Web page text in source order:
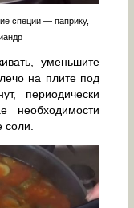
специи — паприку,
уменьшите
на плите под
периодически
необходимости
соли.